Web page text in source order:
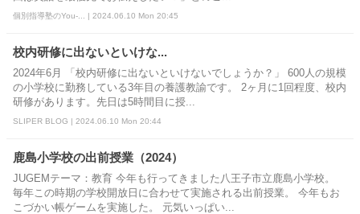
個別指導塾のYou-... | 2024.06.10 Mon 20:45
校内研修に出ないといけな...
2024年6月 「校内研修に出ないといけないでしょうか？」 600人の規模
の小学校に勤務している3年目の養護教諭です。 2ヶ月に1回程度、校内
研修があります。先日は5時間目に授...
SLIPER BLOG | 2024.06.10 Mon 20:44
鹿島小学校の出前授業（2024）
JUGEMテーマ：教育 今年も行ってきました八王子市立鹿島小学校。
毎年この時期の学校開放日に合わせて実施される出前授業。 今年もお
こづかい帳ゲームを実施した。 元気いっぱい...